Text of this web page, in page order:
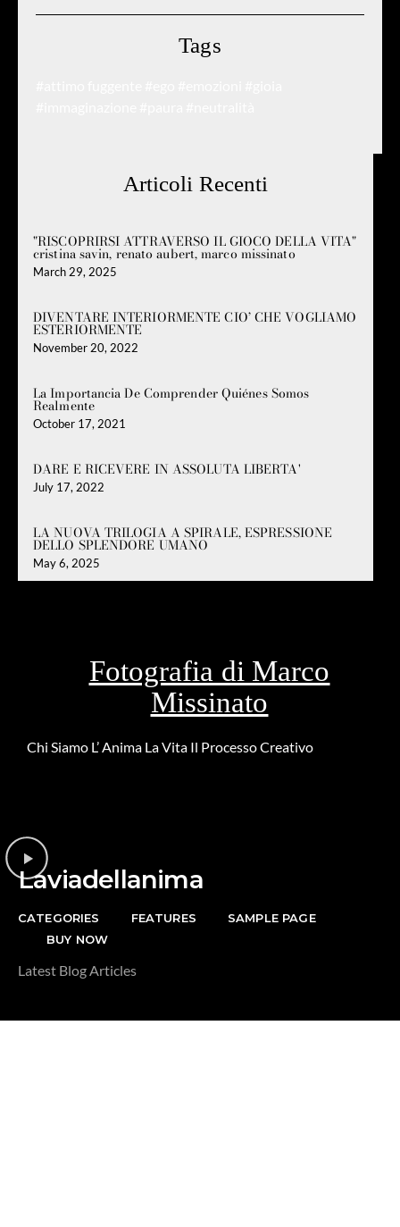
Tags
Articoli Recenti
"RISCOPRIRSI ATTRAVERSO IL GIOCO DELLA VITA"
cristina savin, renato aubert, marco missinato
March 29, 2025
DIVENTARE INTERIORMENTE CIO’ CHE VOGLIAMO
ESTERIORMENTE
November 20, 2022
La Importancia De Comprender Quiénes Somos
Realmente
October 17, 2021
DARE E RICEVERE IN ASSOLUTA LIBERTA'
July 17, 2022
LA NUOVA TRILOGIA A SPIRALE, ESPRESSIONE
DELLO SPLENDORE UMANO
May 6, 2025
Fotografia di Marco
Missinato
Chi Siamo L’ Anima La Vita Il Processo Creativo
Laviadellanima
CATEGORIES FEATURES
SAMPLE PAGE
BUY NOW
Latest Blog Articles